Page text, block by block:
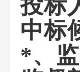
投标
中标
*、